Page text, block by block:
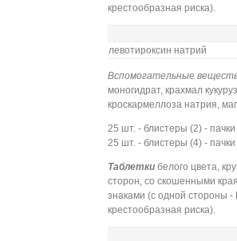
крестообразная риска).
левотироксин натрий
Вспомогательные
моногидрат, крахмал
кроскармеллоза натрия,
25 шт. - блистеры (2) -
25 шт. - блистеры (4) -
Таблеткибелого цвета,
сторон, со скошенными
знаками (с одной стороны -
крестообразная риска).